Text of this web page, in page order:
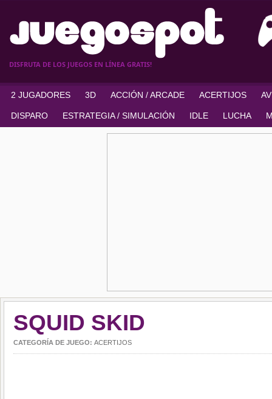
DISFRUTA DE LOS JUEGOS EN LÍNEA GRATIS!
2 JUGADORES 3D ACCIÓN / ARCADE ACERTIJOS
DISPARO ESTRATEGIA / SIMULACIÓN IDLE LUCHA
SQUID SKID
CATEGORÍA DE JUEGO: ACERTIJOS